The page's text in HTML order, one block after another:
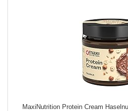
MaxiNutrition Protein Cream